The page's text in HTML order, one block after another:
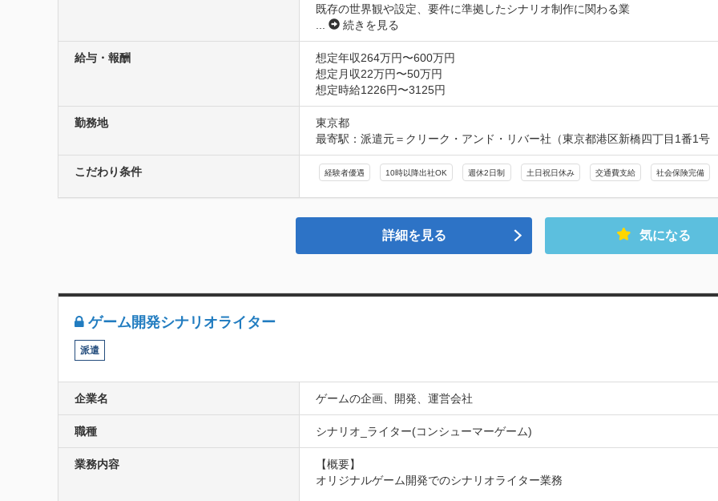
既存の世界観や設定、要件に準拠したシナリオ制作に関わる業
続きを見る
給与・報酬
想定年収264万円〜600万円
想定月収22万円〜50万円
想定時給1226円〜3125円
勤務地
東京都
最寄駅：派遣元＝クリーク・アンド・リバー社（東京都港区新橋四丁目1番1号
こだわり条件 経験者優遇 10時以降出社OK 週休2日制 土日祝日休み 交通費支給 社会保険完備
詳細を見る 気になる
ゲーム開発シナリオライター
派遣
企業名 ゲームの企画、開発、運営会社
職種 シナリオ_ライター(コンシューマーゲーム)
業務内容
【概要】
オリジナルゲーム開発でのシナリオライター業務